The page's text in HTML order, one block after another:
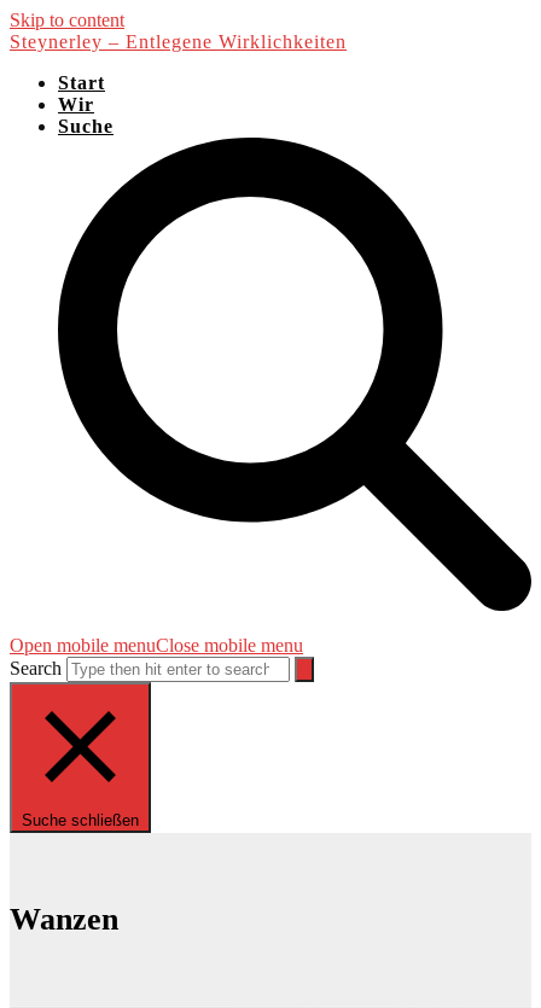
Skip to content
Steynerley – Entlegene Wirklichkeiten
Start
Wir
Suche
Open mobile menuClose mobile menu
Search
Suche schließen
Wanzen